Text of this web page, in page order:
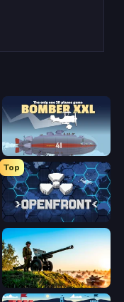
Bomber XXL
Top
Openfront
Artillery Vs Tanks